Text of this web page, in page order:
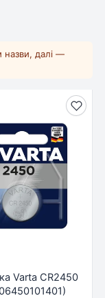
назви, далі —
Varta CR2450